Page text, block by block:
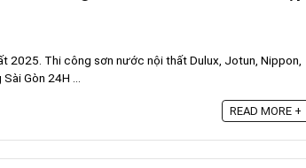
2025. Thi công sơn nước nội thất Dulux, Jotun, Nippon,
Gòn 24H ...
READ MORE +